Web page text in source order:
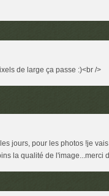
de large ça passe :)<br />
jours, pour les photos !je
la qualité de l'image...merci